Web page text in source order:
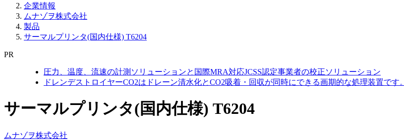
企業情報
ムナゾヲ株式会社
製品
サーマルプリンタ(国内仕様) T6204
PR
圧力、温度、流速の計測ソリューションと国際MRA対応JCSS認定事業者の校正ソリューション
ドレンデストロイヤーCO2はドレーン清水化とCO2吸着・回収が同時にできる画期的な処理装置です。
サーマルプリンタ(国内仕様) T6204
ムナゾヲ株式会社